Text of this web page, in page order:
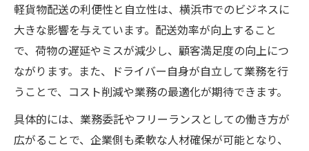
軽貨物配送の利便性と自立性は、横浜市でのビジネスに
大きな影響を与えています。配送効率が向上すること
で、荷物の遅延やミスが減少し、顧客満足度の向上につ
ながります。また、ドライバー自身が自立して業務を行
うことで、コスト削減や業務の最適化が期待できます。
具体的には、業務委託やフリーランスとしての働き方が
広がることで、企業側も柔軟な人材確保が可能となり、